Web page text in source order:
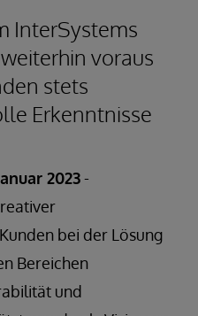
InterSystems
voraus
stets
Erkenntnisse
2023-
bei der Lösung
Bereichen
und